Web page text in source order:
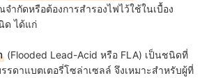
ำกัดหรือต้องการสำรองไฟไว้ใช้ในเบื้อง
ด ได้แก่
(Flooded Lead-Acid หรือ FLA) เป็นชนิดที่
รดาแบตเตอรี่โซล่าเซลล์ จึงเหมาะสำหรับผู้ที่